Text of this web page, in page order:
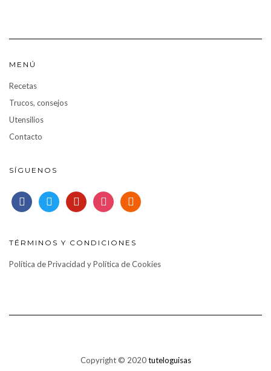
MENÚ
Recetas
Trucos, consejos
Utensilios
Contacto
SÍGUENOS
facebooktwitter pinterestinstagramrss
TÉRMINOS Y CONDICIONES
Política de Privacidad y Política de Cookies
Copyright © 2020tuteloguisas